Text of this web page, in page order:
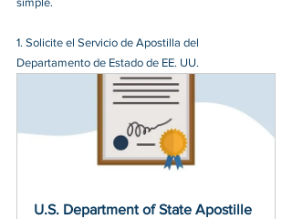
1. Solicite el Servicio de Apostilla del
Departamento de Estado de EE. UU.
U.S. Department of State Apostille